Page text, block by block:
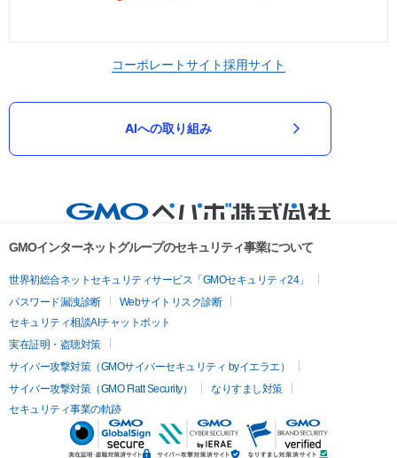
コーポレートサイト採用サイト
AIへの取り組み
GMOインターネットグループのセキュリティ事業について
世界初総合ネットセキュリティサービス「GMOセキュリティ24」
パスワード漏洩診断
Webサイトリスク診断
セキュリティ相談AIチャットボット
実在証明・盗聴対策
サイバー攻撃対策（GMOサイバーセキュリティ byイエラエ）
サイバー攻撃対策（GMO Flatt Security）
なりすまし対策
セキュリティ事業の軌跡